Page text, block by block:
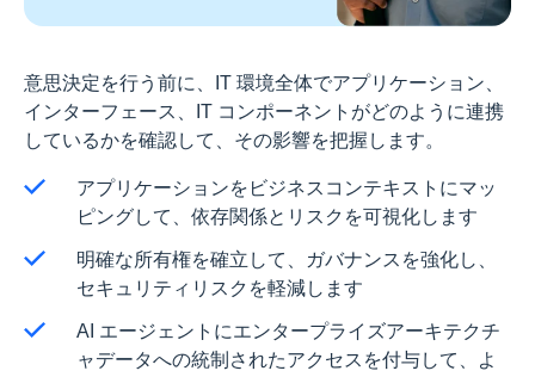
意思決定を行う前に、IT 環境全体でアプリケーション、
インターフェース、IT コンポーネントがどのように連携
しているかを確認して、その影響を把握します。
アプリケーションをビジネスコンテキストにマッ
ピングして、依存関係とリスクを可視化します
明確な所有権を確立して、ガバナンスを強化し、
セキュリティリスクを軽減します
AI エージェントにエンタープライズアーキテクチ
ャデータへの統制されたアクセスを付与して、よ